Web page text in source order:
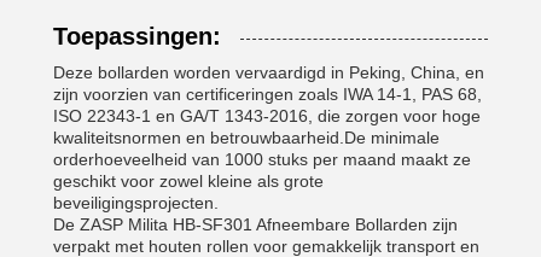
Toepassingen:
Deze bollarden worden vervaardigd in Peking, China, en
zijn voorzien van certificeringen zoals IWA 14-1, PAS 68,
ISO 22343-1 en GA/T 1343-2016, die zorgen voor hoge
kwaliteitsnormen en betrouwbaarheid.De minimale
orderhoeveelheid van 1000 stuks per maand maakt ze
geschikt voor zowel kleine als grote
beveiligingsprojecten.
De ZASP Milita HB-SF301 Afneembare Bollarden zijn
verpakt met houten rollen voor gemakkelijk transport en